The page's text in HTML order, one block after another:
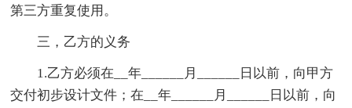
第三方重复使用。
三，乙方的义务
1.乙方必须在__年______月______日以前，向甲方
交付初步设计文件；在__年______月______日以前，向